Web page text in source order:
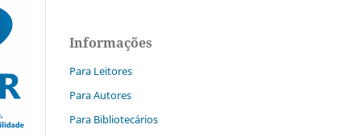
Informações
Para Leitores
Para Autores
Para Bibliotecários